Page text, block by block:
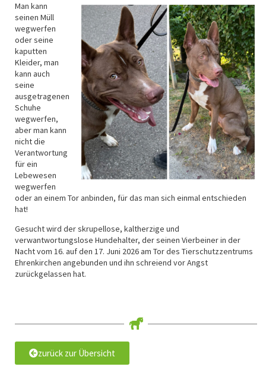
Man kann
seinen Müll
wegwerfen
oder seine
kaputten
Kleider, man
kann auch
seine
ausgetragenen
Schuhe
wegwerfen,
aber man kann
nicht die
Verantwortung
für ein
Lebewesen
wegwerfen
oder an einem Tor anbinden, für das man sich einmal entschieden
hat!
Gesucht wird der skrupellose, kaltherzige und
verwantwortungslose Hundehalter, der seinen Vierbeiner in der
Nacht vom 16. auf den 17. Juni 2026 am Tor des Tierschutzzentrums
Ehrenkirchen angebunden und ihn schreiend vor Angst
zurückgelassen hat.
zurück zur Übersicht